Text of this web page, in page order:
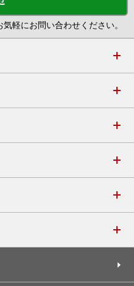
軽にお問い合わせください。